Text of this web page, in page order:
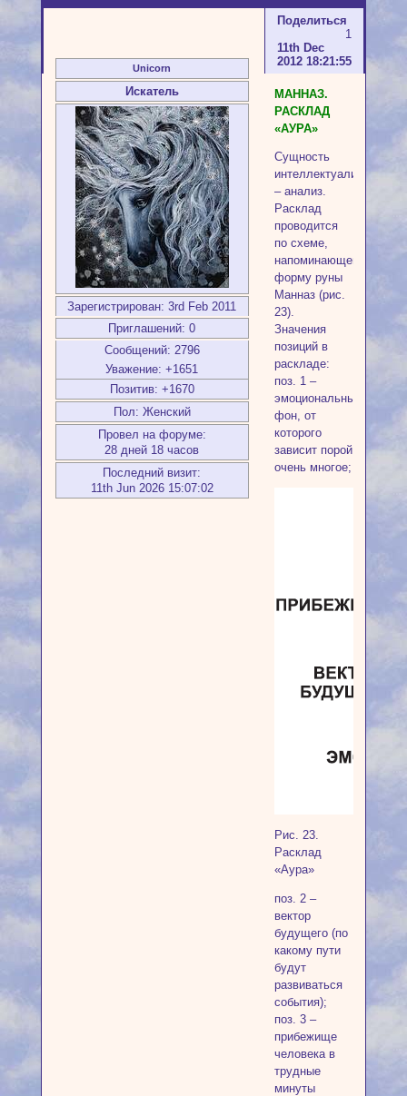
Поделиться
1
11th Dec
2012 18:21:55
Unicorn
Искатель
Зарегистрирован: 3rd Feb 2011
Приглашений: 0
Сообщений: 2796
Уважение: +1651
Позитив: +1670
Пол: Женский
Провел на форуме:
28 дней 18 часов
Последний визит:
11th Jun 2026 15:07:02
МАННАЗ.
РАСКЛАД
«АУРА»
Сущность
интеллектуализма
– анализ.
Расклад
проводится
по схеме,
напоминающей
форму руны
Манназ (рис.
23).
Значения
позиций в
раскладе:
поз. 1 –
эмоциональный
фон, от
которого
зависит порой
очень многое;
Рис. 23.
Расклад
«Аура»
поз. 2 –
вектор
будущего (по
какому пути
будут
развиваться
события);
поз. 3 –
прибежище
человека в
трудные
минуты